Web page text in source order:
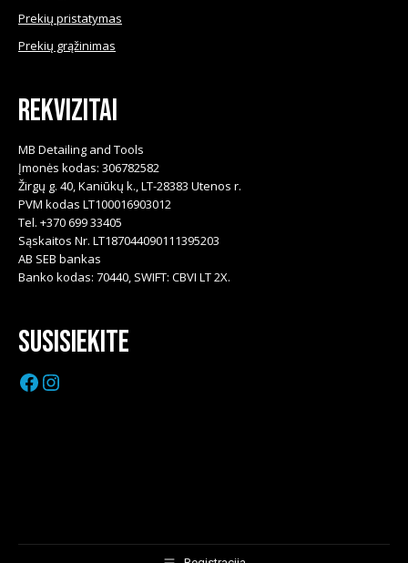
Prekių pristatymas
Prekių grąžinimas
Rekvizitai
MB Detailing and Tools
Įmonės kodas: 306782582
Žirgų g. 40, Kaniūkų k., LT-28383 Utenos r.
PVM kodas LT100016903012
Tel. +370 699 33405
Sąskaitos Nr. LT187044090111395203
AB SEB bankas
Banko kodas: 70440, SWIFT: CBVI LT 2X.
Susisiekite
Facebook
Instagram